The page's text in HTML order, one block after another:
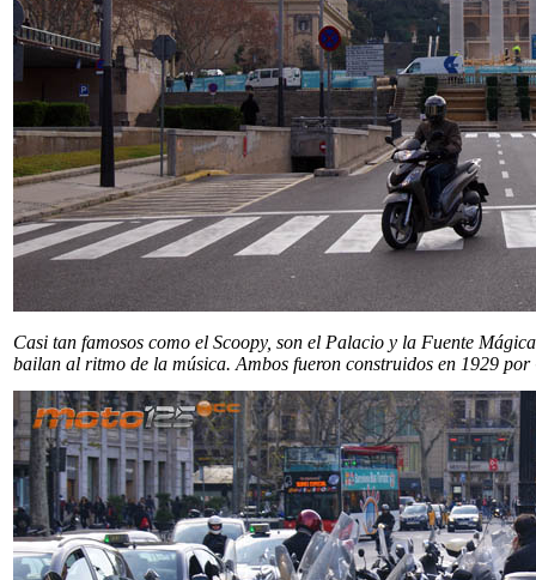
Casi tan famosos como el Scoopy, son el Palacio y la Fuente
bailan al ritmo de la música. Ambos fueron construidos en 1929 por